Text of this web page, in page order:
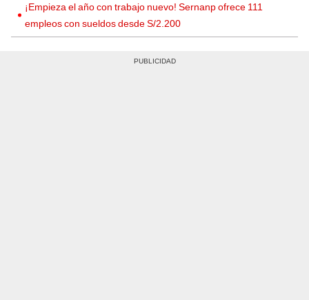
¡Empieza el año con trabajo nuevo! Sernanp ofrece 111
empleos con sueldos desde S/2.200